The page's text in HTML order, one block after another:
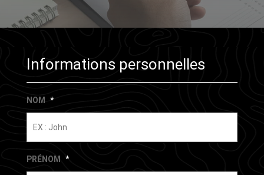
Informations personnelles
NOM *
PRÉNOM *